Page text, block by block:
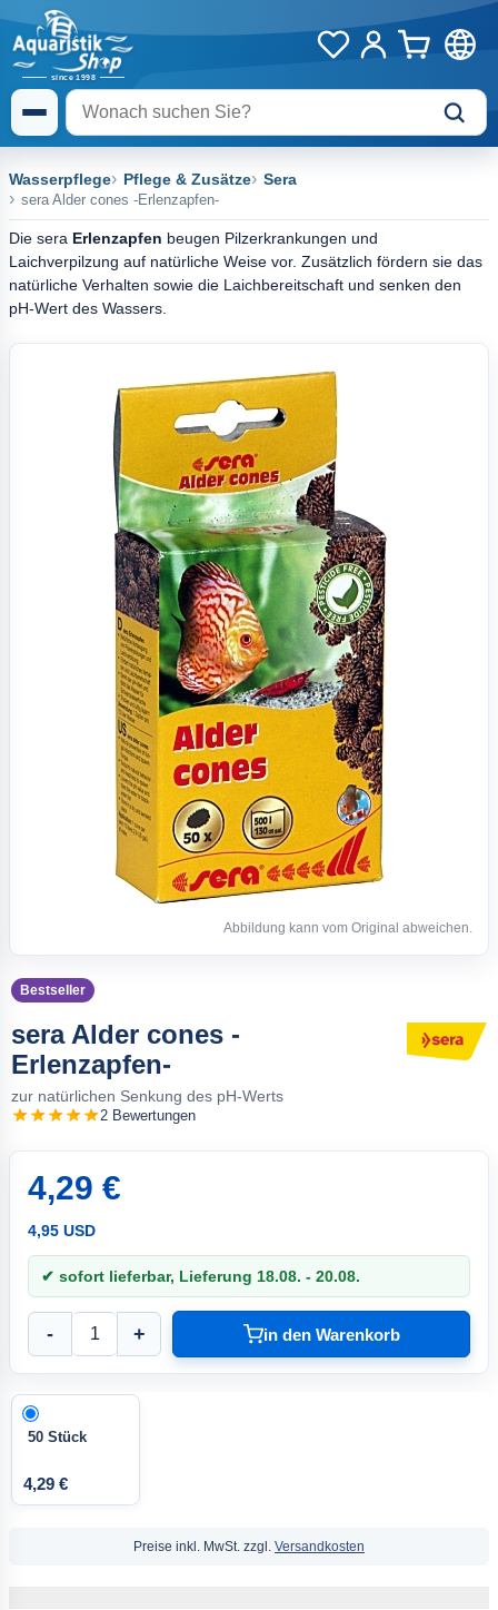
Wasserpflege Pflege & Zusätze Sera
sera Alder cones -Erlenzapfen-
Die sera Erlenzapfen beugen Pilzerkrankungen und
Laichverpilzung auf natürliche Weise vor. Zusätzlich fördern sie das
natürliche Verhalten sowie die Laichbereitschaft und senken den
pH-Wert des Wassers.
Abbildung kann vom Original abweichen.
Bestseller
sera Alder cones -
Erlenzapfen-
zur natürlichen Senkung des pH-Werts
2 Bewertungen
4,29 €
4,95 USD
✔ sofort lieferbar, Lieferung 18.08. - 20.08.
- + in den Warenkorb
50 Stück
4,29 €
Preise inkl. MwSt. zzgl. Versandkosten